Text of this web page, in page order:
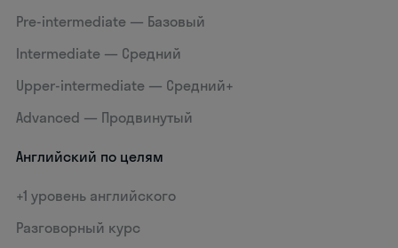
Pre-intermediate — Базовый
Intermediate — Средний
Upper-intermediate — Средний+
Advanced — Продвинутый
Английский по целям
+1 уровень английского
Разговорный курс